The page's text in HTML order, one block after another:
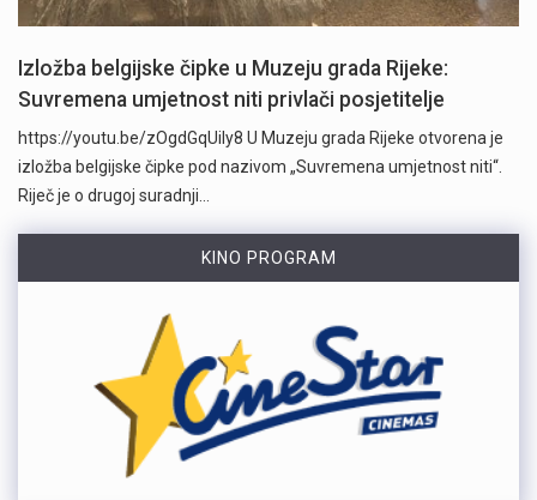
Izložba belgijske čipke u Muzeju grada Rijeke:
Suvremena umjetnost niti privlači posjetitelje
https://youtu.be/zOgdGqUily8 U Muzeju grada Rijeke otvorena je
izložba belgijske čipke pod nazivom „Suvremena umjetnost niti“.
Riječ je o drugoj suradnji…
KINO PROGRAM